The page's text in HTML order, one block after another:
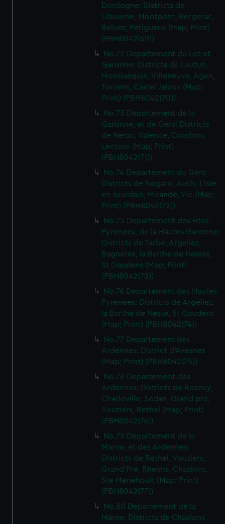
Dordogne: Districts de
Libourne, Montpont, Bergerac,
Belvez, Perigueux (Map; Print)
(PBH8042(69))
No.72 Departement du Lot et
Garonne: Districts de Lauzun,
Monslanquin, Villeneuve, Agen,
Toniens, Castel Jaloux (Map;
Print) (PBH8042(70))
No.73 Departement de la
Garonne, et de Gers: Districts
de Nerac, Valence, Condom,
Lectour (Map; Print)
(PBH8042(71))
No.74 Departement du Gers:
Districts de Nogaro, Auch, L'Isle
en Jourdain, Mirande, Vic (Map;
Print) (PBH8042(72))
No.75 Departement des Htes
Pyrenees, de la Hautes Garonne:
Districts de Tarbe, Argellez,
Bagneres, la Barthe de Nestes,
St Gaudens (Map; Print)
(PBH8042(73))
No.76 Departement des Hautes
Pyrenees: Districts de Argellez,
la Barthe de Neste, St Gaudens
(Map; Print) (PBH8042(74))
No.77 Departement des
Ardennes: District d'Avesnes
(Map; Print) (PBH8042(75))
No.78 Departement des
Ardennes: Districts de Rocroy,
Charleville, Sedan, Grand pre,
Vouziers, Rethel (Map; Print)
(PBH8042(76))
No.79 Departement de la
Marne, et des Ardennes:
Districts de Rethel, Vouziers,
Grand Pre, Rheims, Chaalons,
Ste Menehoult (Map; Print)
(PBH8042(77))
No.80 Departement de la
Marne: Districts de Chaalons,